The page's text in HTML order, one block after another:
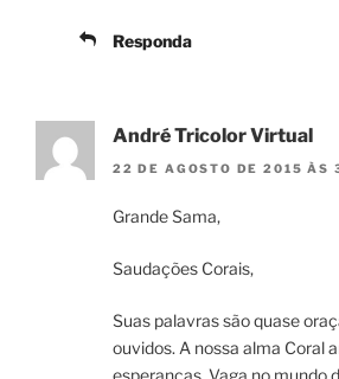
Responda
André Tricolor Virtual
22 DE AGOSTO DE 2015 ÀS
Grande Sama,
Saudações Corais,
Suas palavras são quase
ouvidos. A nossa alma Coral